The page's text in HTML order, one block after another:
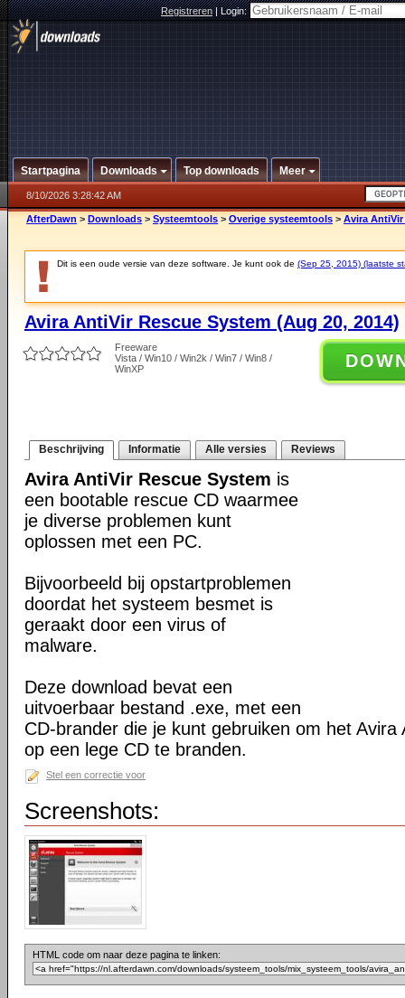
Registreren|Login:
Startpagina Downloads Top downloads Meer
8/10/2026 3:28:42 AM
AfterDawn > Downloads > Systeemtools > Overige systeemtools > Avira AntiVir
Dit is een oude versie van deze software. Je kunt ook de (Sep 25, 2015) (laatste
Avira AntiVir Rescue System (Aug 20, 2014)
Freeware
Vista / Win10 / Win2k / Win7 / Win8 /
WinXP
Beschrijving Informatie Alle versies Reviews
Avira AntiVir Rescue System is
een bootable rescue CD waarmee
je diverse problemen kunt
oplossen met een PC.
Bijvoorbeeld bij opstartproblemen
doordat het systeem besmet is
geraakt door een virus of
malware.
Deze download bevat een
uitvoerbaar bestand .exe, met een
CD-brander die je kunt gebruiken om het Avira
op een lege CD te branden.
Stel een correctie voor
Screenshots:
HTML code om naar deze pagina te linken: